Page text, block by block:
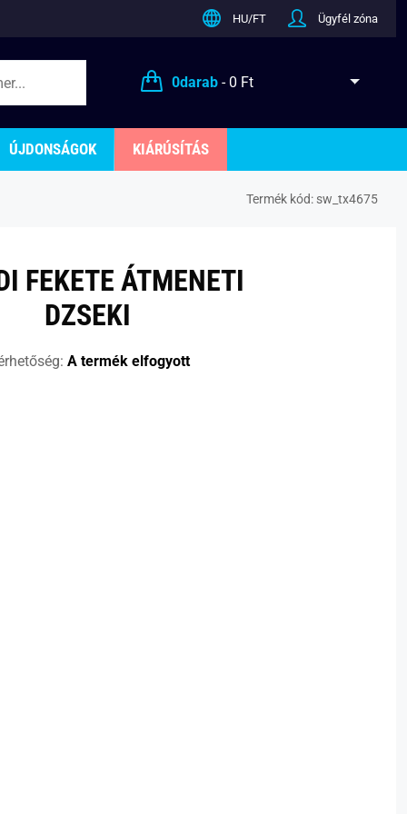
HU/FT Ügyfél zóna
0darab- 0 Ft
ÚJDONSÁGOK KIÁRÚSÍTÁS
Termék kód: sw_tx4675
FEKETE ÁTMENETI
DZSEKI
A termék elfogyott